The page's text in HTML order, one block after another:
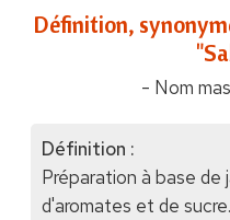
Définition,
- Nom
Définition :
Préparation à base de
d'aromates et de sucre.